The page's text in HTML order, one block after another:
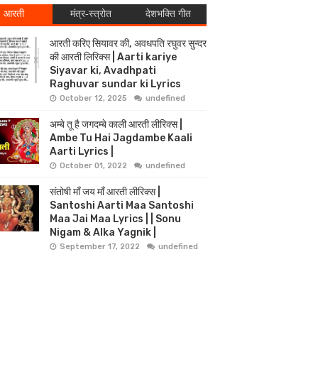
आरती मंत्र-स्त्रोत देशभक्ति गीत
आरती करिए सियावर की, अवधपति रघुवर सुन्दर
की आरती लिरिक्स | Aarti kariye
Siyavar ki, Avadhpati
Raghuvar sundar ki Lyrics
October 12, 2025 undefined
अम्बे तू है जगदम्बे काली आरती लीरिक्स |
Ambe Tu Hai Jagdambe Kaali
Aarti Lyrics |
October 01, 2022 undefined
संतोषी माँ जय माँ आरती लीरिक्स |
Santoshi Aarti Maa Santoshi
Maa Jai Maa Lyrics | | Sonu
Nigam & Alka Yagnik |
September 17, 2022 undefined